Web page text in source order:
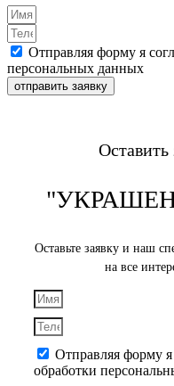
Отправляя форму я
персональных данных
отправить заявку
Оставить
Оставьте заявку и наш
на все
Отправляя форму я
обработки